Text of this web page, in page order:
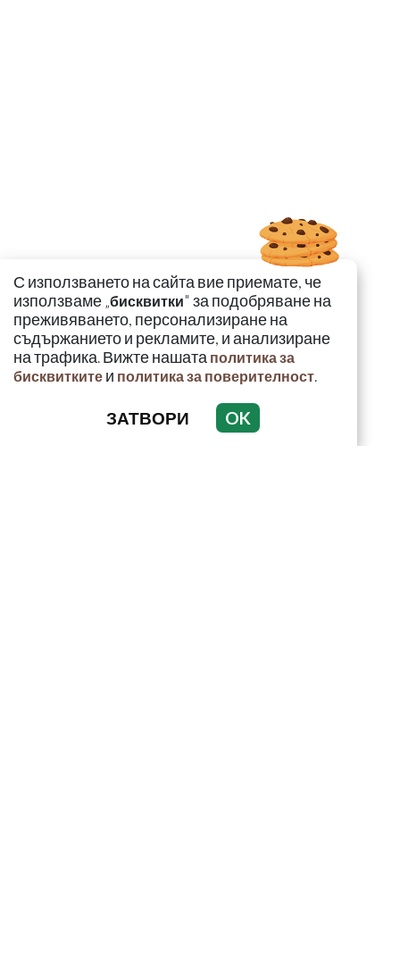
С използването на сайта вие приемате, че
използваме „бисквитки" за подобряване на
преживяването, персонализиране на
съдържанието и рекламите, и анализиране
на трафика. Вижте нашата политика за
бисквитките и политика за поверителност.
ЗАТВОРИ OK